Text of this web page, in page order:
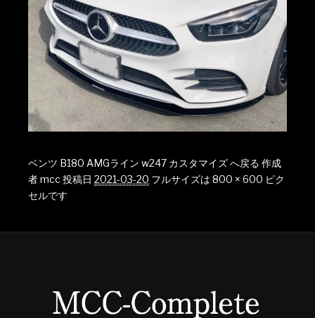
ベンツ B180 AMGライン w247 カスタマイズ へ戻る 作成
者mcc投稿日 2021-03-20 フルサイズは 800 × 600 ピク
セルです